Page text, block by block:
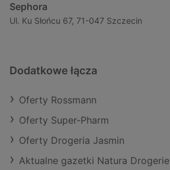
Sephora
Ul. Ku Słońcu 67, 71-047 Szczecin
Dodatkowe łącza
Oferty Rossmann
Oferty Super-Pharm
Oferty Drogeria Jasmin
Aktualne gazetki Natura Drogerie